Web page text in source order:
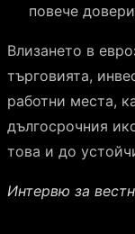
повече
Влизането в
търговията,
работни места,
дългосрочния
това и до
Интервю за